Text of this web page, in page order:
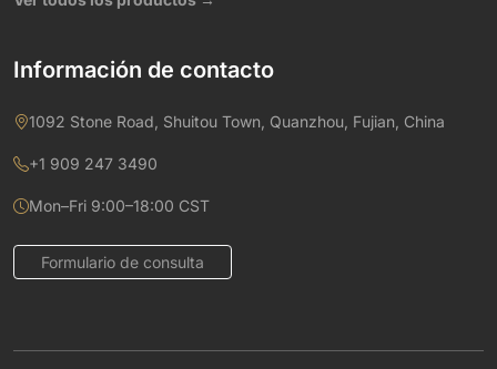
Información de contacto
1092 Stone Road, Shuitou Town, Quanzhou, Fujian, China
+1 909 247 3490
Mon–Fri 9:00–18:00 CST
Formulario de consulta